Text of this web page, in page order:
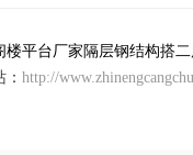
楼平台厂家 隔层钢结构搭
http://